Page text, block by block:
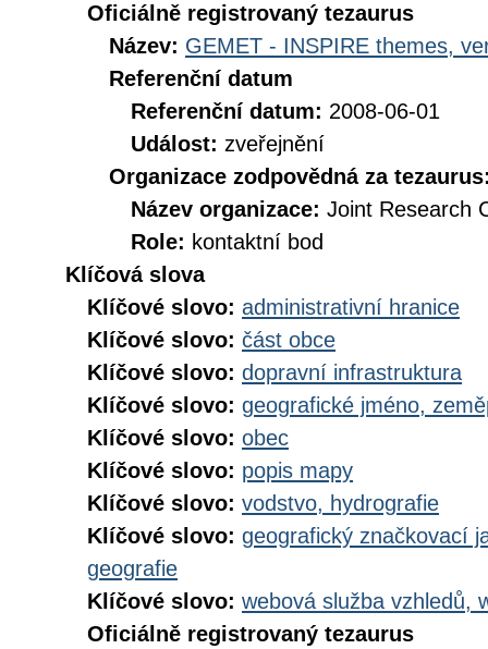
Oficiálně registrovaný tezaurus
Název: GEMET - INSPIRE themes,
Referenční datum
Referenční datum: 2008-06-01
Událost: zveřejnění
Organizace zodpovědná za
Název organizace: Joint Research
Role: kontaktní bod
Klíčová slova
Klíčové slovo: administrativní hranice
Klíčové slovo: část obce
Klíčové slovo: dopravní infrastruktura
Klíčové slovo: geografické jméno,
Klíčové slovo: obec
Klíčové slovo: popis mapy
Klíčové slovo: vodstvo, hydrografie
Klíčové slovo: geografický značkovací
geografie
Klíčové slovo: webová služba vzhledů,
Oficiálně registrovaný tezaurus